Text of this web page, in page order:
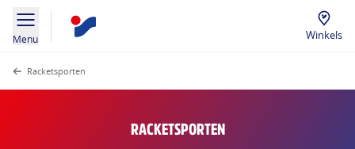
Menu Winkels
Racketsporten
RACKETSPORTEN